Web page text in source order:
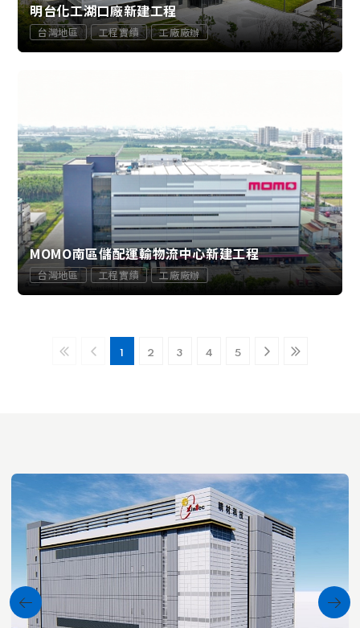
明台化工湖口廠新建工程
台灣地區 工程實績 工廠廠辦
MOMO南區儲配運輸物流中心新建工程
台灣地區 工程實績 工廠廠辦
1 2 3 4 5